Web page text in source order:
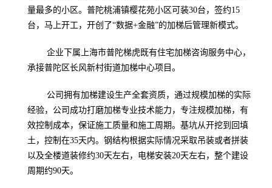
量最多的小区。普陀桃浦镇樱花苑小区可装30台，签约15
台，马上开工，开创了“数据+金融”的加梯后管理新模式。
企业下属上海市普陀梯虎既有住宅加梯咨询服务中心，
承接普陀区长风新村街道加梯中心项目。
公司拥有加梯建设生产全套资质，通过规模加梯的实际
经验，公司成功打磨加梯专业技术能力，专注规模加梯，有
效控制成本，保证施工质量和施工周期。基坑从开挖到回填
土，控制在35天内。钢结构根据实际情况采取吊装或者拼装
以及全楼道装修约30天左右，电梯安装20天左右，整个建设
周期约90天。